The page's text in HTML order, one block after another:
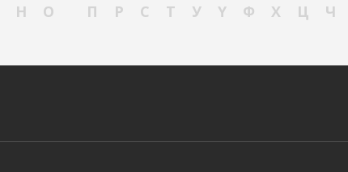
Н О П Р С Т У Ү Ф Х Ц Ч